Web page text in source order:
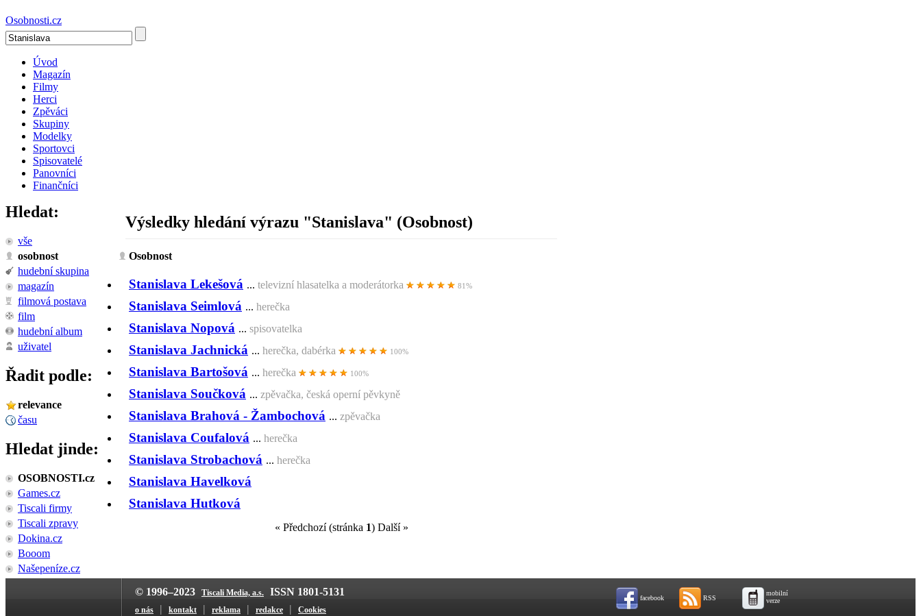
Osobnosti.cz
Úvod
Magazín
Filmy
Herci
Zpěváci
Skupiny
Modelky
Sportovci
Spisovatelé
Panovníci
Finančníci
Hledat:
vše
osobnost
hudební skupina
magazín
filmová postava
film
hudební album
uživatel
Řadit podle:
relevance
času
Hledat jinde:
OSOBNOSTI.cz
Games.cz
Tiscali firmy
Tiscali zpravy
Dokina.cz
Booom
Našepeníze.cz
Výsledky hledání výrazu "Stanislava" (Osobnost)
Osobnost
Stanislava Lekešová ... televizní hlasatelka a moderátorka 81%
Stanislava Seimlová ... herečka
Stanislava Nopová ... spisovatelka
Stanislava Jachnická ... herečka, dabérka 100%
Stanislava Bartošová ... herečka 100%
Stanislava Součková ... zpěvačka, česká operní pěvkyně
Stanislava Brahová - Žambochová ... zpěvačka
Stanislava Coufalová ... herečka
Stanislava Strobachová ... herečka
Stanislava Havelková
Stanislava Hutková
« Předchozí (stránka 1) Další »
© 1996–2023 Tiscali Media, a.s. ISSN 1801-5131
o nás | kontakt | reklama | redakce | Cookies
facebook RSS
mobilní
verze